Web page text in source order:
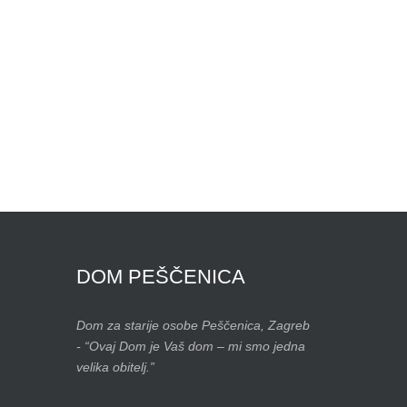
DOM PEŠČENICA
Dom za starije osobe Peščenica, Zagreb
- “Ovaj Dom je Vaš dom – mi smo jedna
velika obitelj.”